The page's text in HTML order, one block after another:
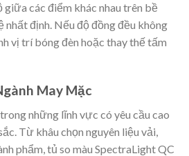
các điểm khác nhau trên bề
nhất định. Nếu độ đồng đều không
vị trí bóng đèn hoặc thay thế tấm
May Mặc
những lĩnh vực có yêu cầu cao
Từ khâu chọn nguyên liệu vải,
phẩm, tủ so màu SpectraLight QC